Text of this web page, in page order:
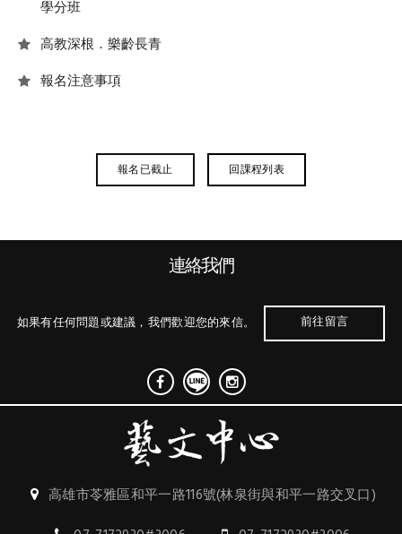
學分班
高教深根．樂齡長青
報名注意事項
報名已截止 回課程列表
連絡我們
如果有任何問題或建議，我們歡迎您的來信。 前往留言
高雄市苓雅區和平一路116號(林泉街與和平一路交叉口)